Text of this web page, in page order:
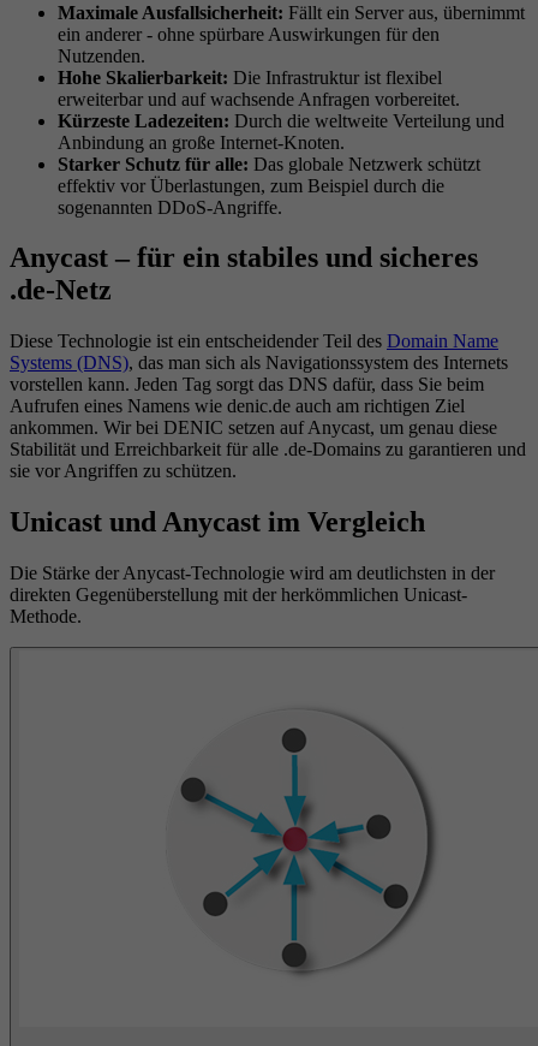
Maximale Ausfallsicherheit: Fällt ein Server aus, übernimmt
ein anderer - ohne spürbare Auswirkungen für den
Nutzenden.
Hohe Skalierbarkeit: Die Infrastruktur ist flexibel
erweiterbar und auf wachsende Anfragen vorbereitet.
Kürzeste Ladezeiten: Durch die weltweite Verteilung und
Anbindung an große Internet-Knoten.
Starker Schutz für alle: Das globale Netzwerk schützt
effektiv vor Überlastungen, zum Beispiel durch die
sogenannten DDoS-Angriffe.
Anycast – für ein stabiles und sicheres
.de-Netz
Diese Technologie ist ein entscheidender Teil des Domain Name
Systems (DNS), das man sich als Navigationssystem des Internets
vorstellen kann. Jeden Tag sorgt das DNS dafür, dass Sie beim
Aufrufen eines Namens wie denic.de auch am richtigen Ziel
ankommen. Wir bei DENIC setzen auf Anycast, um genau diese
Stabilität und Erreichbarkeit für alle .de-Domains zu garantieren und
sie vor Angriffen zu schützen.
Unicast und Anycast im Vergleich
Die Stärke der Anycast-Technologie wird am deutlichsten in der
direkten Gegenüberstellung mit der herkömmlichen Unicast-
Methode.